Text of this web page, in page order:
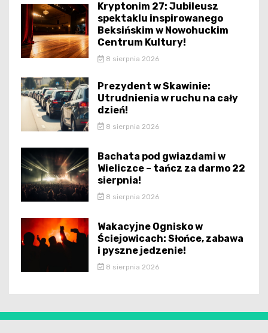
Kryptonim 27: Jubileusz
spektaklu inspirowanego
Beksińskim w Nowohuckim
Centrum Kultury!
8 sierpnia 2026
Prezydent w Skawinie:
Utrudnienia w ruchu na cały
dzień!
8 sierpnia 2026
Bachata pod gwiazdami w
Wieliczce – tańcz za darmo 22
sierpnia!
8 sierpnia 2026
Wakacyjne Ognisko w
Ściejowicach: Słońce, zabawa
i pyszne jedzenie!
8 sierpnia 2026